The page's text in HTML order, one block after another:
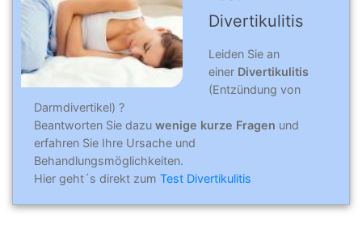
Divertikulitis
Leiden Sie an
einer Divertikulitis
(Entzündung von
Darmdivertikel) ?
Beantworten Sie dazu wenige kurze Fragen und
erfahren Sie Ihre Ursache und
Behandlungsmöglichkeiten.
Hier geht´s direkt zum Test Divertikulitis